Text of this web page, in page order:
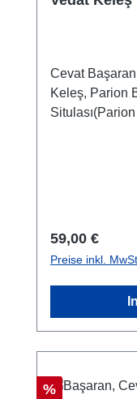
Cevat
Keleş, Parion
Regulärer
59,00 €
Preise inkl.
Rabatt
%